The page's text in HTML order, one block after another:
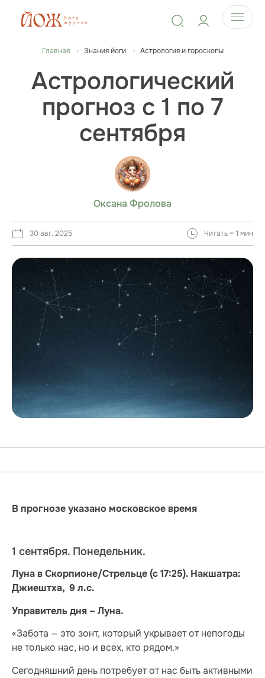
Главная Знания йоги Астрология и гороскопы
Астрологический
прогноз с 1 по 7
сентября
Оксана Фролова
30 авг. 2025 Читать ~ 1 мин
В прогнозе указано московское время
1 сентября. Понедельник.
Луна в Скорпионе/Стрельце (с 17:25). Накшатра:
Джиештха, 9 л.с.
Управитель дня – Луна.
«Забота — это зонт, который укрывает от непогоды
не только нас, но и всех, кто рядом.»
Сегодняшний день потребует от нас быть активными